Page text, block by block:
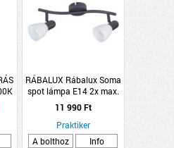
RÁBALUX Rábalux Soma
spot lámpa E14 2x max.
40W 35cm fekete
11 990 Ft
Praktiker
A bolthoz
Info